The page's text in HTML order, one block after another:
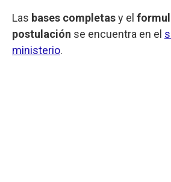
Las bases completasy el
postulación se encuentra en el
ministerio.